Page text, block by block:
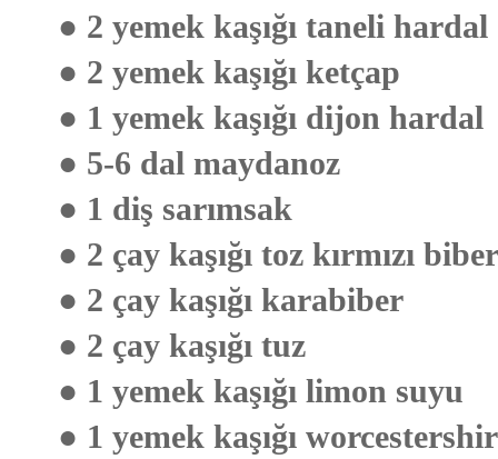
● 2 yemek kaşığı taneli hardal
● 2 yemek kaşığı ketçap
● 1 yemek kaşığı dijon hardal
● 5-6 dal maydanoz
● 1 diş sarımsak
● 2 çay kaşığı toz kırmızı biber
● 2 çay kaşığı karabiber
● 2 çay kaşığı tuz
● 1 yemek kaşığı limon suyu
● 1 yemek kaşığı